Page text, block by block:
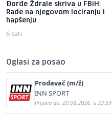
Đorđe Ždrale skriva u FBiH:
Rade na njegovom lociranju i
hapšenju
6 sati
Oglasi za posao
Prodavač (m/ž)
INN SPORT
Prijava do: 20.08.2026. u 23:59